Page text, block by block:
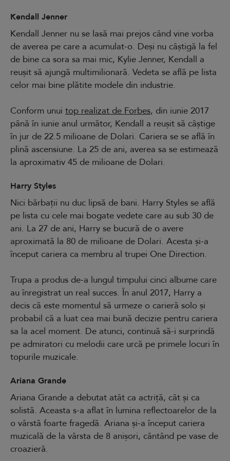
Kendall Jenner
Kendall Jenner nu se lasă mai prejos când vine vorba
de averea pe care a acumulat-o. Deși nu câștigă la fel
de bine ca sora sa mai mic, Kylie Jenner, Kendall a
reușit să ajungă multimilionară. Vedeta se află pe lista
celor mai bine plătite modele din industrie.
Conform unui top realizat de Forbes, din iunie 2017
până în iunie anul următor, Kendall a reușit să câștige
în jur de 22.5 milioane de Dolari. Cariera se se află în
plină ascensiune. La 25 de ani, averea sa se estimează
la aproximativ 45 de milioane de Dolari.
Harry Styles
Nici bărbații nu duc lipsă de bani. Harry Styles se află
pe lista cu cele mai bogate vedete care au sub 30 de
ani. La 27 de ani, Harry se bucură de o avere
aproximată la 80 de milioane de Dolari. Acesta și-a
început cariera ca membru al trupei One Direction.
Trupa a produs de-a lungul timpului cinci albume care
au înregistrat un real succes. În anul 2017, Harry a
decis că este momentul să urmeze o carieră solo și
probabil că a luat cea mai bună decizie pentru cariera
sa la acel moment. De atunci, continuă să-i surprindă
pe admiratori cu melodii care urcă pe primele locuri în
topurile muzicale.
Ariana Grande
Ariana Grande a debutat atât ca actriță, cât și ca
solistă. Aceasta s-a aflat în lumina reflectoarelor de la
o vârstă foarte fragedă. Ariana și-a început cariera
muzicală de la vârsta de 8 anișori, cântând pe vase de
croazieră.